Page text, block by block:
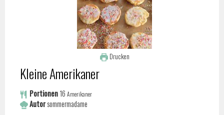
Drucken
Kleine Amerikaner
Portionen16 Amerikaner
Autorsommermadame